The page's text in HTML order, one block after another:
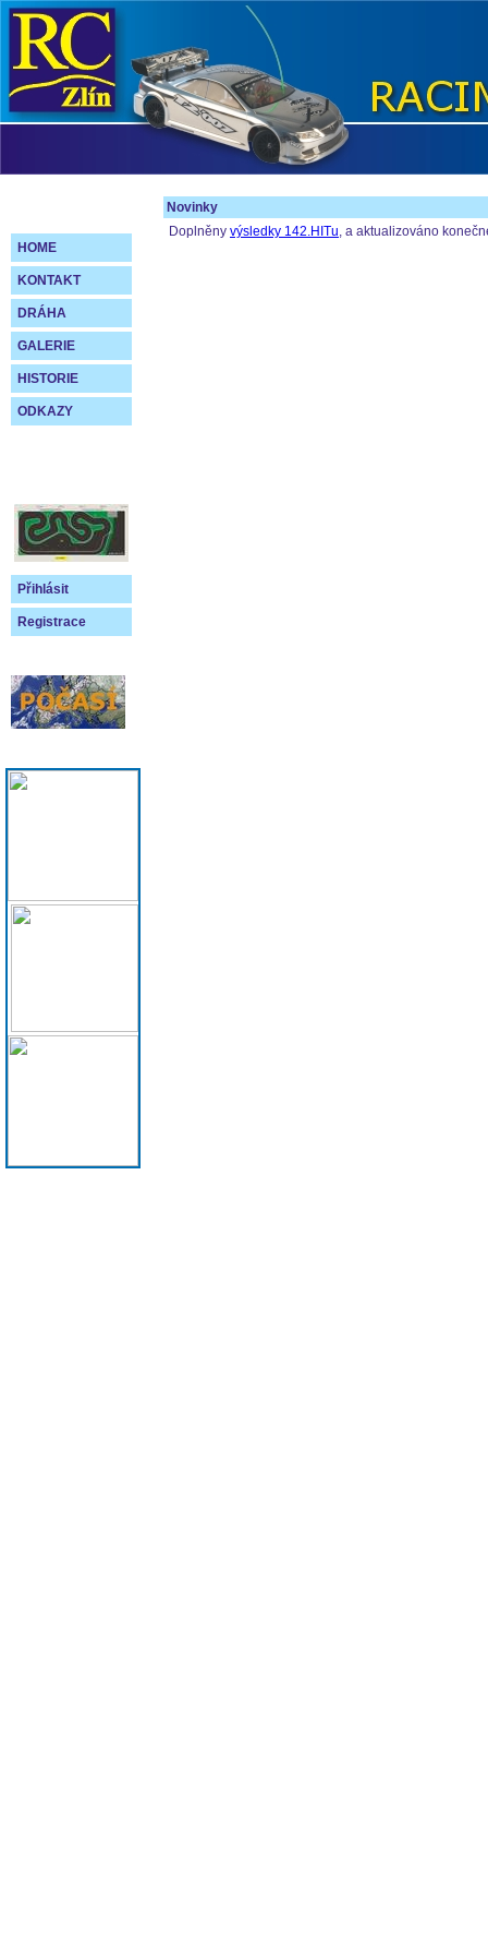
HOME
KONTAKT
DRÁHA
GALERIE
HISTORIE
ODKAZY
Přihlásit
Registrace
Novinky
Doplněny výsledky 142.HITu, a aktualizováno